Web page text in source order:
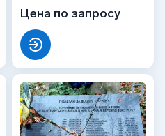
Цена по запросу